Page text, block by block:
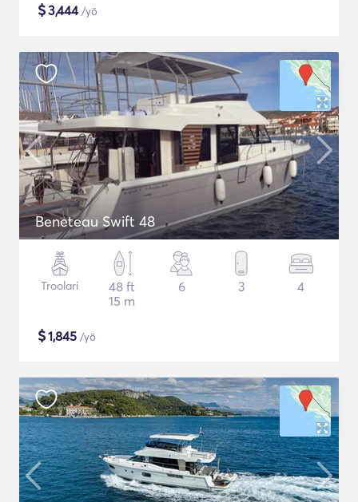
$3,444/yö
Beneteau Swift 48
Troolari
48 ft
15 m
6 3 4
$1,845 /yö